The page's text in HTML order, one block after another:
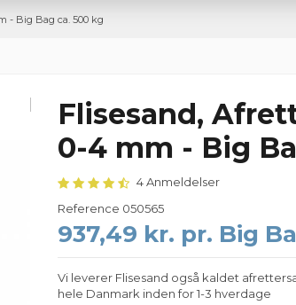
- Big Bag ca. 500 kg
Flisesand,
0-4 mm - Big
4 Anmeldelser
Reference 050565
937,49 kr. pr. Big
Vi leverer Flisesand også kaldet
hele Danmark inden for 1-3 hverdage